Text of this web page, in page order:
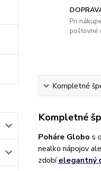
Pri
poštovné
Kompletné
Kompletné
Poháre Globo s
nealko nápojov
zdobíelegantný